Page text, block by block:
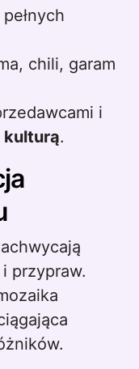
chili, garam
i
kulturą.
przypraw.